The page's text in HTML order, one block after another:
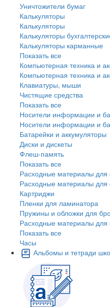
Уничтожители бумаг
Калькуляторы
Калькуляторы
Калькуляторы
Калькуляторы карманные
Показать все
Компьютерная техника и
Компьютерная техника и
Клавиатуры, мыши
Чистящие средства
Показать все
Носители информации и
Носители информации и
Батарейки и аккумуляторы
Диски и дискеты
Флеш-память
Показать все
Расходные материалы для
Расходные материалы для
Картриджи
Пленки для ламинатора
Пружины и обложки для
Расходные материалы для
Показать все
Часы
Альбомы и тетради